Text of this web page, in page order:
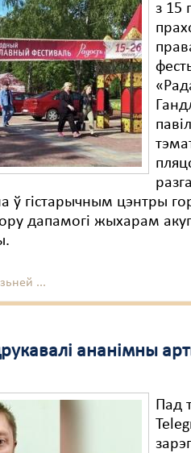
з 15
ў гістарычным цэнтры
дапамогі жыхарам
...
ананімны
Пад